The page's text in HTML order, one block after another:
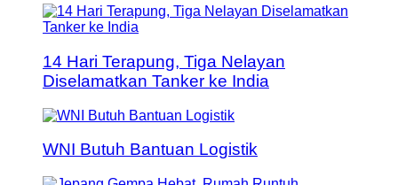
14 Hari Terapung, Tiga Nelayan
Diselamatkan Tanker ke India
WNI Butuh Bantuan Logistik